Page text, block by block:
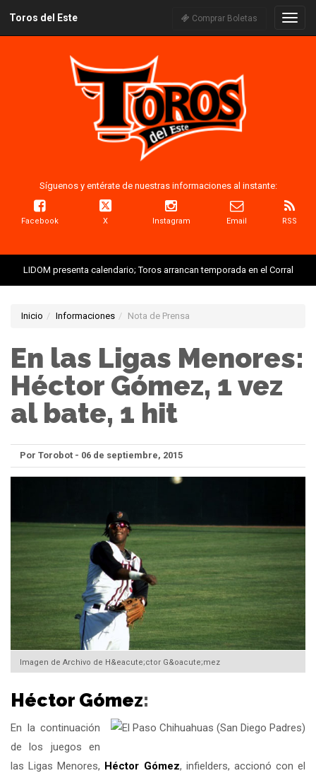
Toros del Este Comprar Boletas
Síguenos y entérate de nuestras informaciones al instante:
Facebook X Instagram Email RSS
LIDOM presenta calendario; Toros arrancan temporada en el Corral
Inicio Informaciones Nota de Prensa
En las Ligas Menores:
Héctor Gómez, 1 vez
al bate, 1 hit
Por Torobot - 06 de septiembre, 2015
Imagen de Archivo de H&eacute;ctor G&oacute;mez
Héctor Gómez:
En la continuación
de los juegos en
las Ligas Menores, Héctor Gómez, infielders, accionó con el